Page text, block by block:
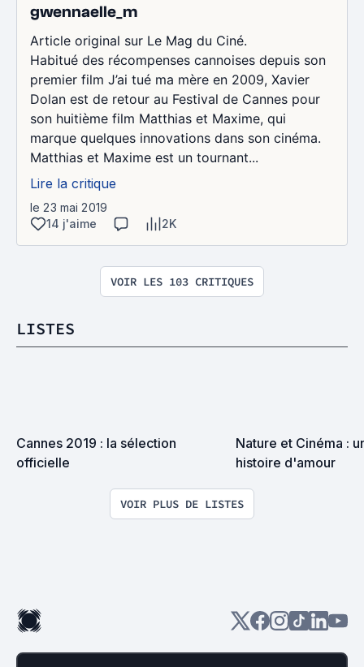
gwennaelle_m
Article original sur Le Mag du Ciné.
Habitué des récompenses cannoises depuis son
premier film J’ai tué ma mère en 2009, Xavier
Dolan est de retour au Festival de Cannes pour
son huitième film Matthias et Maxime, qui
marque quelques innovations dans son cinéma.
Matthias et Maxime est un tournant...
Lire la critique
le 23 mai 2019
14 j'aime
2K
VOIR LES 103 CRITIQUES
LISTES
Cannes 2019 : la sélection
officielle
Nature et Cinéma :
histoire d'amour
VOIR PLUS DE LISTES